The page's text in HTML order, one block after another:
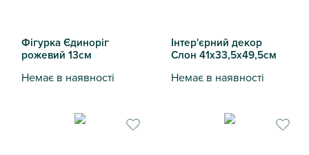
Фігурка Єдиноріг
рожевий 13см
Немає в наявності
Інтер'єрний декор
Слон 41х33,5х49,5см
Немає в наявності